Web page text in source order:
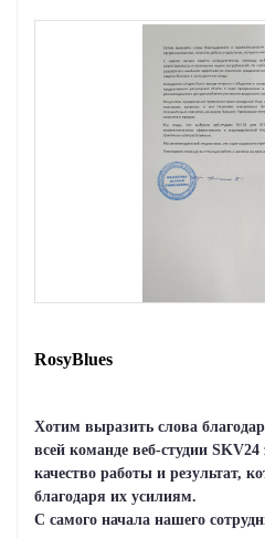
RosyBlues
Хотим выразить слова
всей команде веб-студии
качество работы и результат,
благодаря их усилиям.
С самого начала нашего